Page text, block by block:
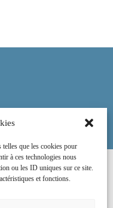
que les cookies pour
à ces technologies nous
ou les ID uniques sur ce site.
et fonctions.